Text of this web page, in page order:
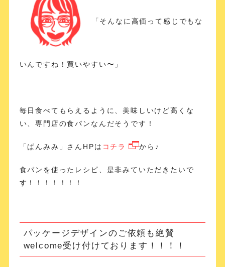
「そんなに高価って感じでもな
いんですね！買いやすい〜」
毎日食べてもらえるように、美味しいけど高くな
い、専門店の食パンなんだそうです！
「ぱんみみ」さんHPは コチラ から♪
食パンを使ったレシピ、是非みていただきたいで
す！！！！！！！
パッケージデザインのご依頼も絶賛
welcome受け付けております！！！！